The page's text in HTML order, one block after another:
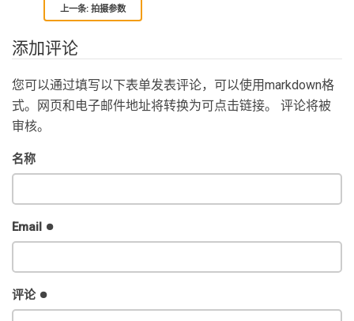
上一条: 拍摄参数
添加评论
您可以通过填写以下表单发表评论，可以使用markdown格
式。网页和电子邮件地址将转换为可点击链接。 评论将被
审核。
名称
Email
评论